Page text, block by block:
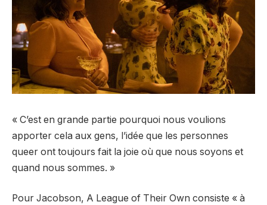
« C’est en grande partie pourquoi nous voulions
apporter cela aux gens, l’idée que les personnes
queer ont toujours fait la joie où que nous soyons et
quand nous sommes. »
Pour Jacobson, A League of Their Own consiste « à